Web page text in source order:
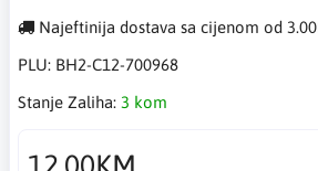
Najeftinija dostava sa cijenom od
PLU: BH2-C12-700968
Stanje Zaliha: 3 kom